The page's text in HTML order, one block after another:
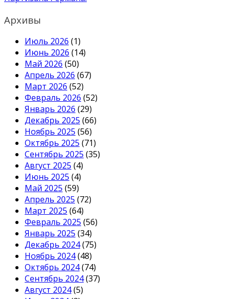
Архивы
Июль 2026 (1)
Июнь 2026 (14)
Май 2026 (50)
Апрель 2026 (67)
Март 2026 (52)
Февраль 2026 (52)
Январь 2026 (29)
Декабрь 2025 (66)
Ноябрь 2025 (56)
Октябрь 2025 (71)
Сентябрь 2025 (35)
Август 2025 (4)
Июнь 2025 (4)
Май 2025 (59)
Апрель 2025 (72)
Март 2025 (64)
Февраль 2025 (56)
Январь 2025 (34)
Декабрь 2024(75)
Ноябрь 2024(48)
Октябрь 2024(74)
Сентябрь 2024(37)
Август 2024(5)